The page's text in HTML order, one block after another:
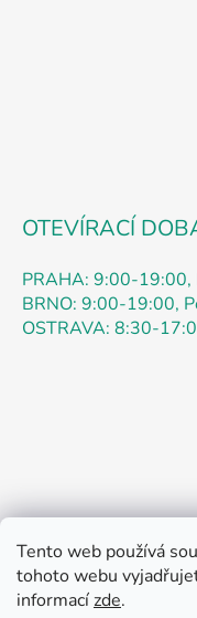
Tento web používá
tohoto webu
informacízde.
OTEVÍRACÍ
PRAHA: 9:00-19:00,
BRNO: 9:00-19:00,
OSTRAVA: 8:30-
Obchodní podmínky
Kontakty